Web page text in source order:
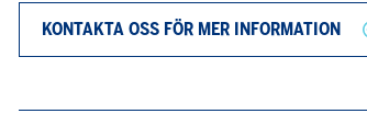
KONTAKTA OSS FÖR MER INFORMATION